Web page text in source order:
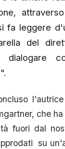
attraverso
fa leggere
del
che
fuori dal
su